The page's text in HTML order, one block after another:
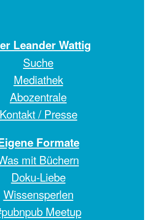
Leander Wattig
Suche
Mediathek
Abozentrale
Kontakt / Presse
Formate
mit Büchern
Doku-Liebe
Wissensperlen
Meetup